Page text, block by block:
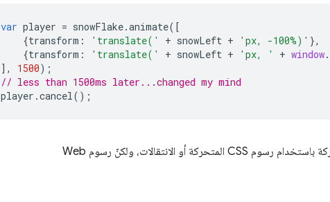
var player = snowFlake.animate([
{transform : 'translate(' + snowLeft + 'px, -100%)' },
{transform : 'translate(' + snowLeft + 'px, ' + window.
],
1500);
// less than 1500ms later...changed my mind
player .cancel();
يسرّنا أن نخبرك بأنّه في السابق، كان من الصعب إنشاء نظام رسوم متحركة باستخدام رسوم CSS المتحركة أو الانتقالات، ولكنّ رسوم Web